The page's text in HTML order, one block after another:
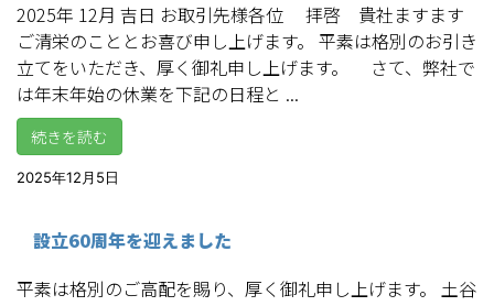
2025年 12月 吉日 お取引先様各位 拝啓 貴社ますます
ご清栄のこととお喜び申し上げます。 平素は格別のお引き
立てをいただき、厚く御礼申し上げます。 さて、弊社で
は年末年始の休業を下記の日程と ...
続きを読む
2025年12月5日
設立60周年を迎えました
平素は格別のご高配を賜り、厚く御礼申し上げます。 土谷